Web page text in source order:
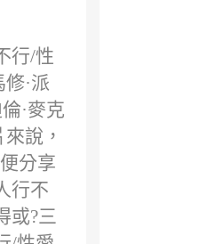
行/性
·派
·麥克
說，
分享
行不
或?三